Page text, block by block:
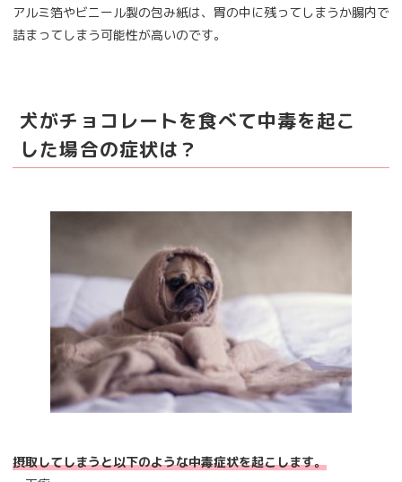
アルミ箔やビニール製の包み紙は、胃の中に残ってしまうか腸内で
詰まってしまう可能性が高いのです。
犬がチョコレートを食べて中毒を起こ
した場合の症状は？
摂取してしまうと以下のような中毒症状を起こします。